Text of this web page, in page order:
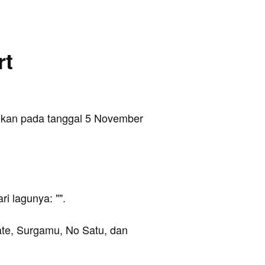
pada tanggal 5 November
lagunya: "".
Surgamu, No Satu, dan